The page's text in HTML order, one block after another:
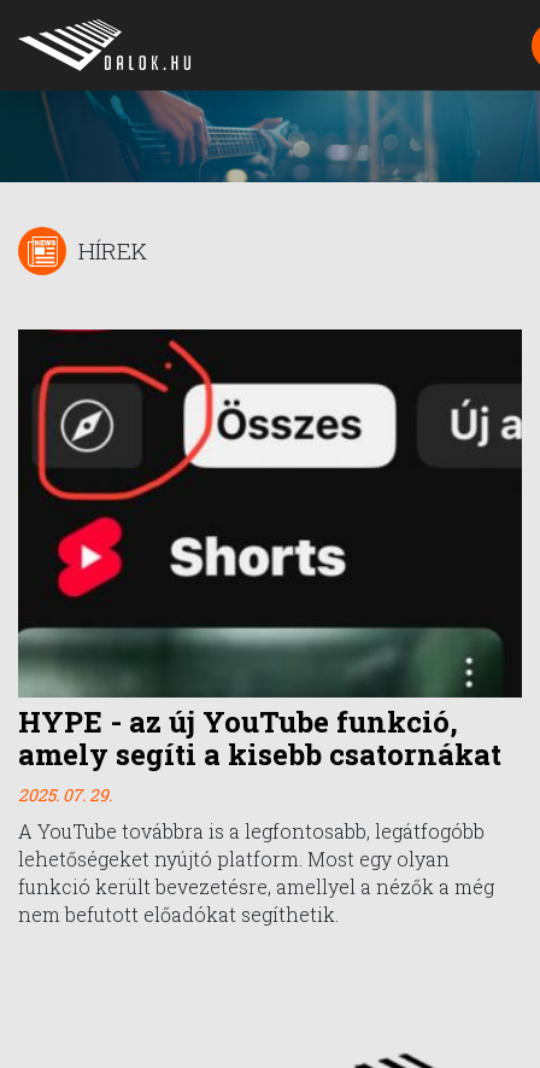
HÍREK
HYPE - az új YouTube funkció,
amely segíti a kisebb csatornákat
2025. 07. 29.
A YouTube továbbra is a legfontosabb, legátfogóbb
lehetőségeket nyújtó platform. Most egy olyan
funkció került bevezetésre, amellyel a nézők a még
nem befutott előadókat segíthetik.